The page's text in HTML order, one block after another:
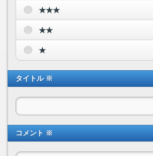
★★★
★★
★
タイトル ※
コメント ※